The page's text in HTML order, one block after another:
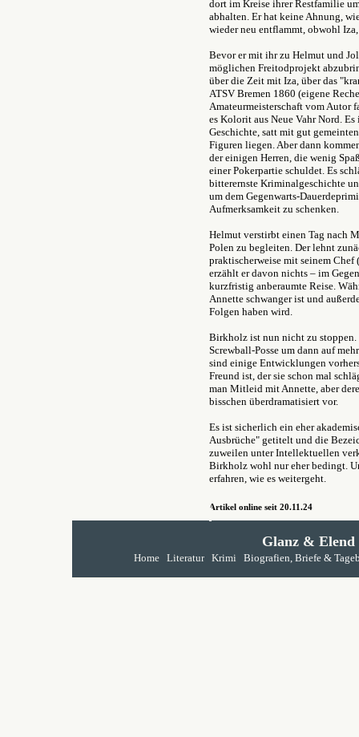
dort im Kreise ihrer Restfamilie
abhalten. Er hat keine Ahnung,
wieder neu entflammt, obwohl
Bevor er mit ihr zu Helmut und
möglichen Freitodprojekt
über die Zeit mit Iza, über das
ATSV Bremen 1860 (eigene
Amateurmeisterschaft vom Autor
es Kolorit aus Neue Vahr Nord.
Geschichte, satt mit gut
Figuren liegen. Aber dann
der einigen Herren, die wenig
einer Pokerpartie schuldet. Es
bitterernste Kriminalgeschichte
um dem Gegenwarts-
Aufmerksamkeit zu schenken.
Helmut verstirbt einen Tag nach
Polen zu begleiten. Der lehnt
praktischerweise mit seinem
erzählt er davon nichts – im
kurzfristig anberaumte Reise.
Annette schwanger ist und
Folgen haben wird.
Birkholz ist nun nicht zu
Screwball-Posse um dann auf
sind einige Entwicklungen
Freund ist, der sie schon mal
man Mitleid mit Annette, aber
bisschen überdramatisiert vor.
Es ist sicherlich ein eher
Ausbrüche" getitelt und die
zuweilen unter Intellektuellen
Birkholz wohl nur eher bedingt.
erfahren, wie es weitergeht.
Artikel online seit 20.11.24
Glanz & Elend
Home Literatur Krimi Biografien, Briefe &